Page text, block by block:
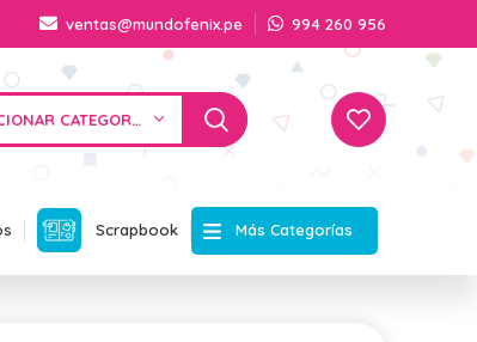
ventas@mundofenix.pe 994 260 956
SELECCIONAR CATEGORÍA
Scrapbook Más Categorías